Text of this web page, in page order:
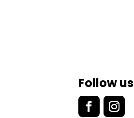
Follow us